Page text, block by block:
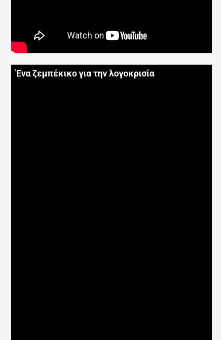
Ένα ζεμπέκικο για την λογοκρισία